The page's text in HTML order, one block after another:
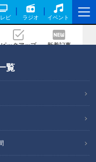
ビ ラジオ イベント
ピックアップ 新着記事
覧
ェって？東海
「盛り盛りグ
2024年11月27日放送